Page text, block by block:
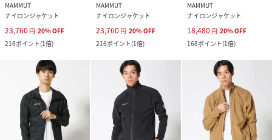
MAMMUT
ナイロンジャケット
23,760 円 20%OFF
216ポイント(1倍)
MAMMUT
ナイロンジャケット
23,760 円 20%OFF
216ポイント(1倍)
MAMMUT
ナイロンジャケット
18,480 円 20%OFF
168ポイント(1倍)